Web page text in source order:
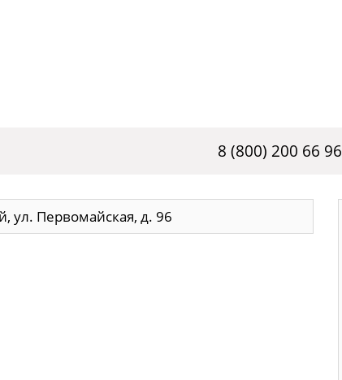
8 (800) 200 66 96
ул. Первомайская, д. 96